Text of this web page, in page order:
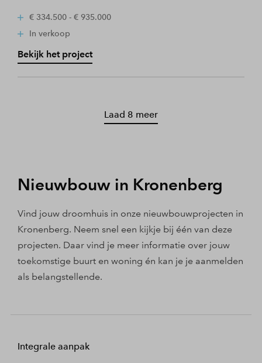
€ 334.500 - € 935.000
In verkoop
Bekijk het project
Laad 8 meer
Nieuwbouw in Kronenberg
Vind jouw droomhuis in onze nieuwbouwprojecten in
Kronenberg. Neem snel een kijkje bij één van deze
projecten. Daar vind je meer informatie over jouw
toekomstige buurt en woning én kan je je aanmelden
als belangstellende.
Integrale aanpak